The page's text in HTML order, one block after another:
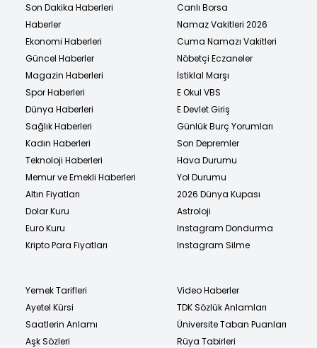
Son Dakika Haberleri
Haberler
Ekonomi Haberleri
Güncel Haberler
Magazin Haberleri
Spor Haberleri
Dünya Haberleri
Sağlık Haberleri
Kadın Haberleri
Teknoloji Haberleri
Memur ve Emekli Haberleri
Altın Fiyatları
Dolar Kuru
Euro Kuru
Kripto Para Fiyatları
Canlı Borsa
Namaz Vakitleri 2026
Cuma Namazı Vakitleri
Nöbetçi Eczaneler
İstiklal Marşı
E Okul VBS
E Devlet Giriş
Günlük Burç Yorumları
Son Depremler
Hava Durumu
Yol Durumu
2026 Dünya Kupası
Astroloji
Instagram Dondurma
Instagram Silme
Yemek Tarifleri
Ayetel Kürsi
Saatlerin Anlamı
Aşk Sözleri
Video Haberler
TDK Sözlük Anlamları
Üniversite Taban Puanları
Rüya Tabirleri